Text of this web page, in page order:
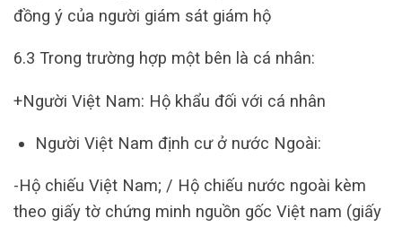
đồng ý của người giám sát giám hộ
6.3 Trong trường hợp một bên là cá nhân:
+Người Việt Nam: Hộ khẩu đối với cá nhân
Người Việt Nam định cư ở nước Ngoài:
-Hộ chiếu Việt Nam; / Hộ chiếu nước ngoài kèm
theo giấy tờ chứng minh nguồn gốc Việt nam (giấy